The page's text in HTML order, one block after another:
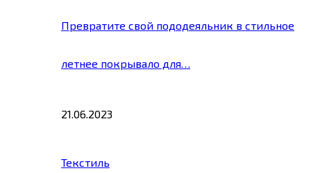
Превратите свой пододеяльник в стильное
летнее покрывало для…
21.06.2023
Текстиль